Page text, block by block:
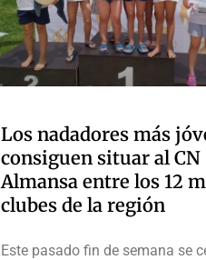
Los nadadores más
consiguen situar al CN
Almansa entre los 12
clubes de la región
Este pasado fin de semana se